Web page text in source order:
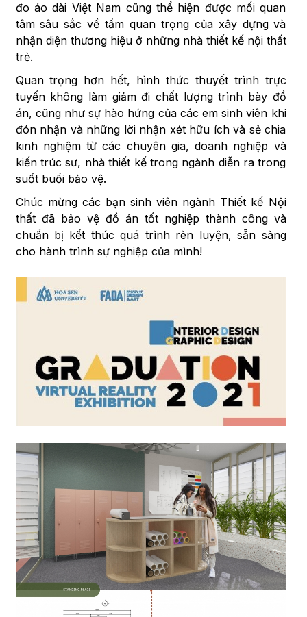
đo áo dài Việt Nam cũng thể hiện được mối quan
tâm sâu sắc về tầm quan trọng của xây dựng và
nhận diện thương hiệu ở những nhà thiết kế nội thất
trẻ.
Quan trọng hơn hết, hình thức thuyết trình trực
tuyến không làm giảm đi chất lượng trình bày đồ
án, cũng như sự hào hứng của các em sinh viên khi
đón nhận và những lời nhận xét hữu ích và sẻ chia
kinh nghiệm từ các chuyên gia, doanh nghiệp và
kiến trúc sư, nhà thiết kế trong ngành diễn ra trong
suốt buổi bảo vệ.
Chúc mừng các bạn sinh viên ngành Thiết kế Nội
thất đã bảo vệ đồ án tốt nghiệp thành công và
chuẩn bị kết thúc quá trình rèn luyện, sẵn sàng
cho hành trình sự nghiệp của mình!